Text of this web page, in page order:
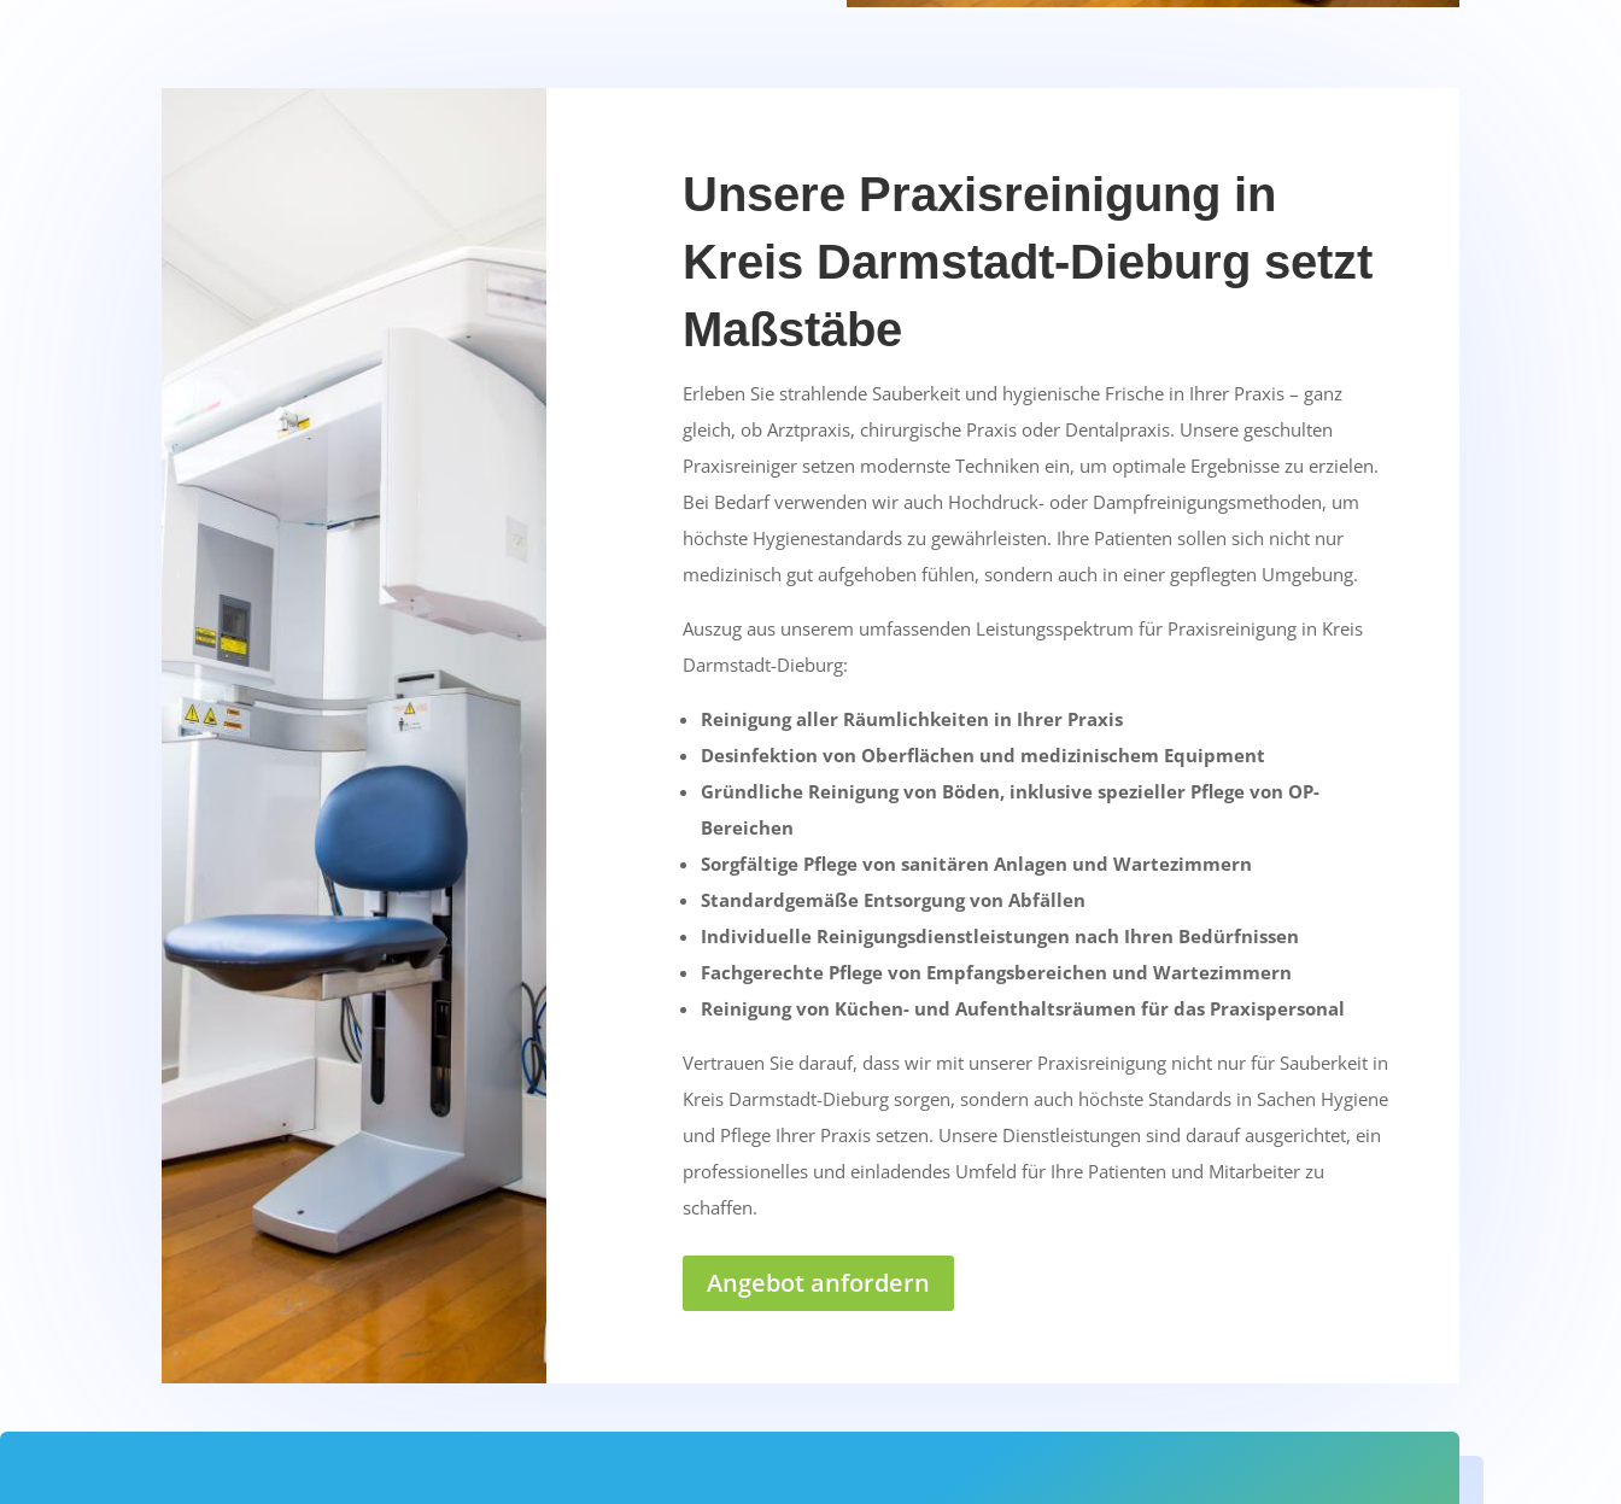
Unsere Praxisreinigung in
Kreis Darmstadt-Dieburg setzt
Maßstäbe
Erleben Sie strahlende Sauberkeit und hygienische Frische in Ihrer Praxis – ganz
gleich, ob Arztpraxis, chirurgische Praxis oder Dentalpraxis. Unsere geschulten
Praxisreiniger setzen modernste Techniken ein, um optimale Ergebnisse zu erzielen.
Bei Bedarf verwenden wir auch Hochdruck- oder Dampfreinigungsmethoden, um
höchste Hygienestandards zu gewährleisten. Ihre Patienten sollen sich nicht nur
medizinisch gut aufgehoben fühlen, sondern auch in einer gepflegten Umgebung.
Auszug aus unserem umfassenden Leistungsspektrum für Praxisreinigung in Kreis
Darmstadt-Dieburg:
Reinigung aller Räumlichkeiten in Ihrer Praxis
Desinfektion von Oberflächen und medizinischem Equipment
Gründliche Reinigung von Böden, inklusive spezieller Pflege von OP-
Bereichen
Sorgfältige Pflege von sanitären Anlagen und Wartezimmern
Standardgemäße Entsorgung von Abfällen
Individuelle Reinigungsdienstleistungen nach Ihren Bedürfnissen
Fachgerechte Pflege von Empfangsbereichen und Wartezimmern
Reinigung von Küchen- und Aufenthaltsräumen für das Praxispersonal
Vertrauen Sie darauf, dass wir mit unserer Praxisreinigung nicht nur für Sauberkeit in
Kreis Darmstadt-Dieburg sorgen, sondern auch höchste Standards in Sachen Hygiene
und Pflege Ihrer Praxis setzen. Unsere Dienstleistungen sind darauf ausgerichtet, ein
professionelles und einladendes Umfeld für Ihre Patienten und Mitarbeiter zu
schaffen.
Angebot anfordern